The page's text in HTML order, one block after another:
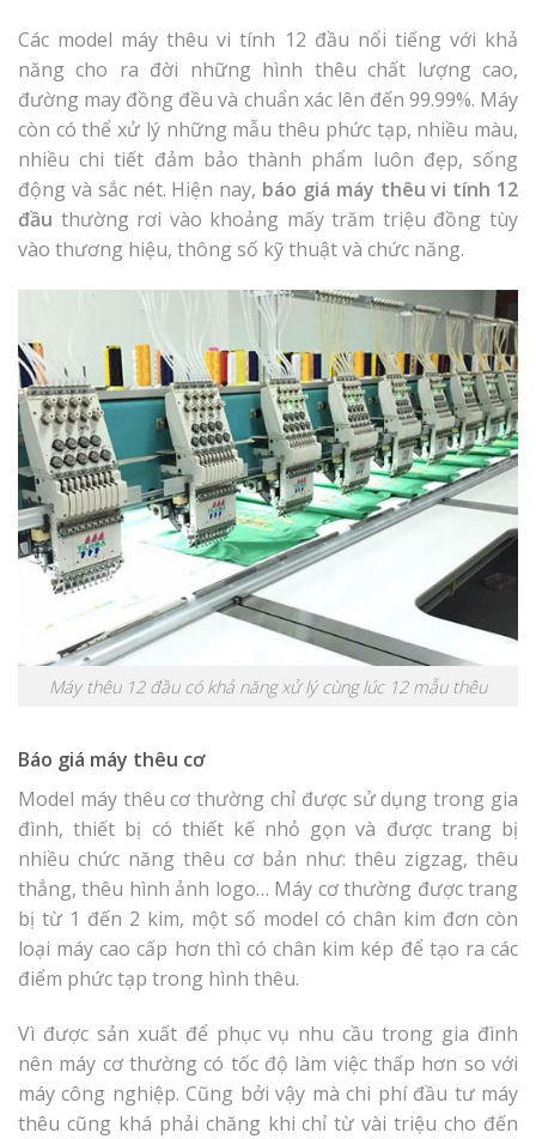
Các model máy thêu vi tính 12 đầu nổi tiếng với khả
năng cho ra đời những hình thêu chất lượng cao,
đường may đồng đều và chuẩn xác lên đến 99.99%. Máy
còn có thể xử lý những mẫu thêu phức tạp, nhiều màu,
nhiều chi tiết đảm bảo thành phẩm luôn đẹp, sống
động và sắc nét. Hiện nay, báo giá máy thêu vi tính 12
đầu thường rơi vào khoảng mấy trăm triệu đồng tùy
vào thương hiệu, thông số kỹ thuật và chức năng.
Máy thêu 12 đầu có khả năng xử lý cùng lúc 12 mẫu thêu
Báo giá máy thêu cơ
Model máy thêu cơ thường chỉ được sử dụng trong gia
đình, thiết bị có thiết kế nhỏ gọn và được trang bị
nhiều chức năng thêu cơ bản như: thêu zigzag, thêu
thẳng, thêu hình ảnh logo… Máy cơ thường được trang
bị từ 1 đến 2 kim, một số model có chân kim đơn còn
loại máy cao cấp hơn thì có chân kim kép để tạo ra các
điểm phức tạp trong hình thêu.
Vì được sản xuất để phục vụ nhu cầu trong gia đình
nên máy cơ thường có tốc độ làm việc thấp hơn so với
máy công nghiệp. Cũng bởi vậy mà chi phí đầu tư máy
thêu cũng khá phải chăng khi chỉ từ vài triệu cho đến